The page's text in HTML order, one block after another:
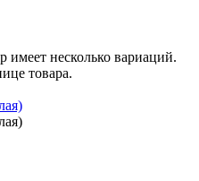
имеет несколько вариаций.
товара.